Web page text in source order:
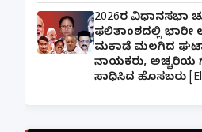
2026ರ ವಿಧಾನಸಭಾ
ಫಲಿತಾಂಶದಲ್ಲಿ ಭಾರೀ
ಮಕಾಡೆ ಮಲಗಿದ
ನಾಯಕರು, ಅಚ್ಚರಿಯ
ಸಾಧಿಸಿದ ಹೊಸಬರು